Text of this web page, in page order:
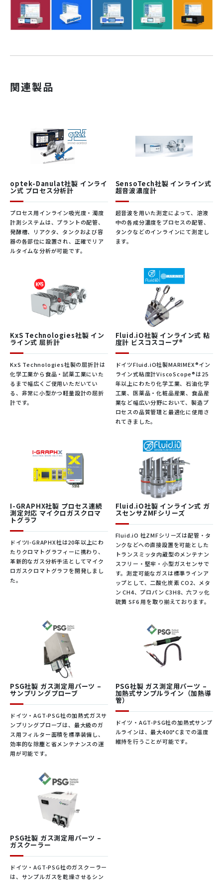
繰り返し精度 0.10%(読み値
応答時間(各
チャンネル) 100ms
内部に格納済み
動作温度
0 – 50 ℃
流量(各チャ
ンネル) 0 – 200 mL/min
混合ガス流量 最大 600 mL/min
N 、O 、CO
Profibus、Modbus、Matlab Simulink、Pyth
on
USB PCインターフェース RS485(オープン独自プ
ロトコル)
Swagelok NPT 6-4mmチューブフィッテ
い合わせください
入力チャンネ
ル数
最大3チャンネル
出口チャンネ
ル数
混合ガス1チャンネル
ユーザインタ
ーフェース
専用ソフト、タッチディスプレイ
CE、TUV、cTUVUS、Made in Italy
0.1%(F.S.)
繰り返し精度 1 Torr
～3秒未満(ΔP=50Torr:30sccmにて10mLを流す
体積制御
最大 1L
ポンプ
なし
※詳細は製品画像をクリックして下さい。
・参考事例
論文など
動画
機器概要
マスフローコントローラとの比較
ソフトウェア
フィードバック制御技術
カタログダウンロード
関連製品
optek-Danulat社製 インライ
ン式 プロセス分析計
プロセス用インライン吸光度・濁度
計測システムは、プラントの配管、
発酵槽、リアクタ、タンクおよび容
器の各部位に設置され、正確でリア
ルタイムな分析が可能です。
SensoTech社製 インライン式
超音波濃度計
超音波を用いた測定によって、溶液
中の各成分濃度をプロセスの配管、
タンクなどのインラインにて測定し
ます。
KxS Technologies社製 イン
ライン式 屈折計
KxS Technologies社製の屈折計は
化学工業から食品・試薬工業にいた
るまで幅広くご使用いただいてい
る、非常に小型かつ軽量設計の屈折
計です。
Fluid.iO社製 インライン式 粘
度計 ビスコスコープ®
ドイツFluid.iO社製MARIMEX®イン
ライン式粘度計ViscoScope®は25
年以上にわたり化学工業、石油化学
工業、医薬品・化粧品産業、食品産
業など幅広い分野において、製造プ
ロセスの品質管理と最適化に使用さ
れてきました。
I-GRAPHX社製 プロセス連続
測定対応 マイクロガスクロマ
トグラフ
ドイツI-GRAPHX社は20年以上にわ
たりクロマトグラフィーに携わり、
革新的なガス分析手法としてマイク
ロガスクロマトグラフを開発しまし
た。
Fluid.iO社製 インライン式 ガ
スセンサZMFシリーズ
Fluid.iO 社ZMFシリーズは配管・タ
ンクなどへの直接設置を可能とした
トランスミッタ内蔵型のメンテナン
スフリー・堅牢・小型ガスセンサで
す。測定可能なガスは標準ラインア
ップとして、二酸化炭素 CO2、メタ
ン CH4、プロパン C3H8、六フッ化
硫黄 SF6 用を取り揃えております。
PSG社製 ガス測定用パーツ –
サンプリングプローブ
ドイツ・AGT-PSG社の加熱式ガスサ
ンプリングプローブは、最大級のガ
ス用フィルター面積を標準装備し、
効率的な除塵と省メンテナンスの運
用が可能です。
PSG社製 ガス測定用パーツ –
加熱式サンプルライン（加熱導
管）
ドイツ・AGT-PSG社の加熱式サンプ
ルラインは、最大400°Cまでの温度
維持を行うことが可能です。
PSG社製 ガス測定用パーツ –
ガスクーラー
ドイツ・AGT-PSG社のガスクーラー
は、サンプルガスを乾燥させるシン